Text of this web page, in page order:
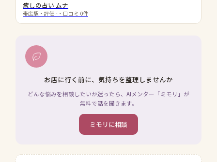
癒しの占い ムナ
帯広駅 ・評価 - ・口コミ 0件
お店に行く前に、気持ちを整理しませんか
どんな悩みを相談したいか迷ったら、AIメンター「ミモリ」が
無料で話を聞きます。
ミモリに相談